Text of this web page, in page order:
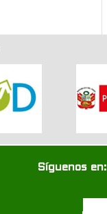
Síguenos en: